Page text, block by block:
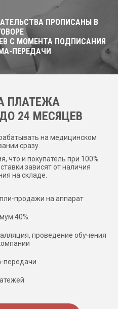
ПРОПИСАНЫ В
С МОМЕНТА ПОДПИСАНИЯ
ПЕРЕДАЧИ
ПЛАТЕЖА
24 МЕСЯЦЕВ
на медицинском
сразу.
что и покупатель при 100%
зависят от наличия
на складе.
продажи на аппарат
40%
проведение обучения
передачи